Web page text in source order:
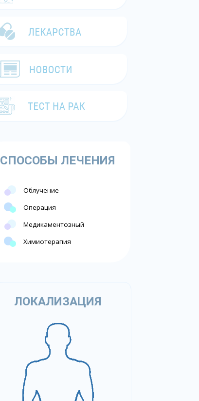
СПОСОБЫ ЛЕЧЕНИЯ
Облучение
Операция
Медикаментозный
Химиотерапия
ЛОКАЛИЗАЦИЯ